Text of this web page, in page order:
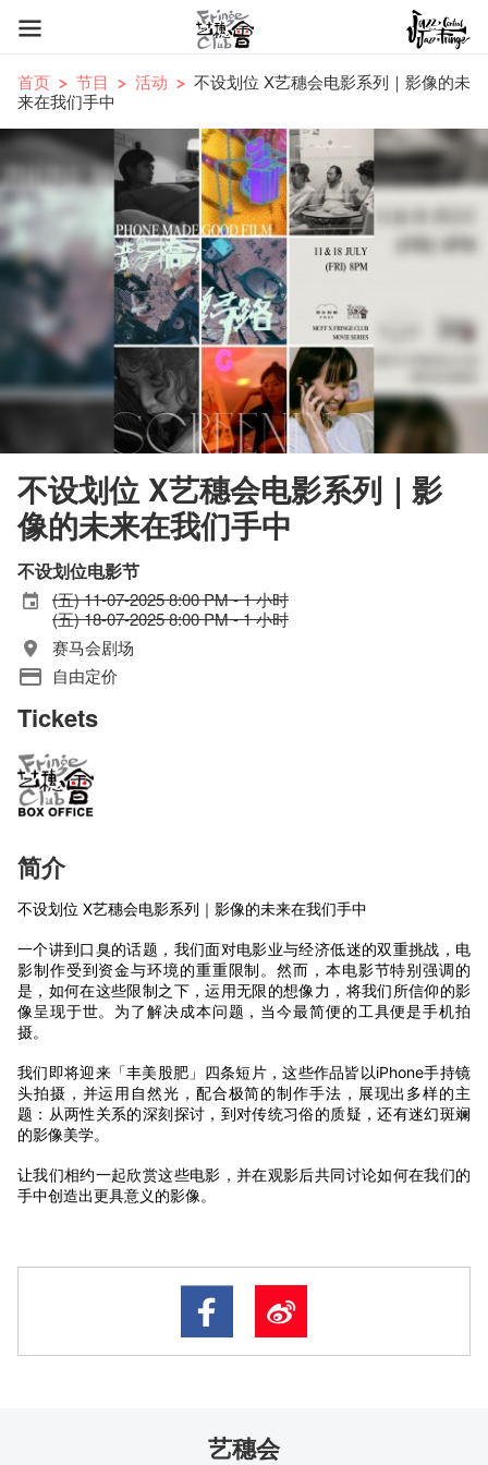
首页 节目 活动
不设划位 X艺穗会电影系列｜影像的未
来在我们手中
不设划位 X艺穗会电影系列｜影
像的未来在我们手中
不设划位电影节
(五) 11-07-2025 8:00 PM - 1 小时
(五) 18-07-2025 8:00 PM - 1 小时
赛马会剧场
自由定价
Tickets
简介
不设划位 X艺穗会电影系列｜影像的未来在我们手中
一个讲到口臭的话题，我们面对电影业与经济低迷的双重挑战，电
影制作受到资金与环境的重重限制。然而，本电影节特别强调的
是，如何在这些限制之下，运用无限的想像力，将我们所信仰的影
像呈现于世。为了解决成本问题，当今最简便的工具便是手机拍
摄。
我们即将迎来「丰美股肥」四条短片，这些作品皆以iPhone手持镜
头拍摄，并运用自然光，配合极简的制作手法，展现出多样的主
题：从两性关系的深刻探讨，到对传统习俗的质疑，还有迷幻斑斓
的影像美学。
让我们相约一起欣赏这些电影，并在观影后共同讨论如何在我们的
手中创造出更具意义的影像。
艺穗会